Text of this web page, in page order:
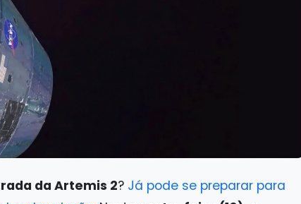
da Artemis 2? Já pode se preparar para